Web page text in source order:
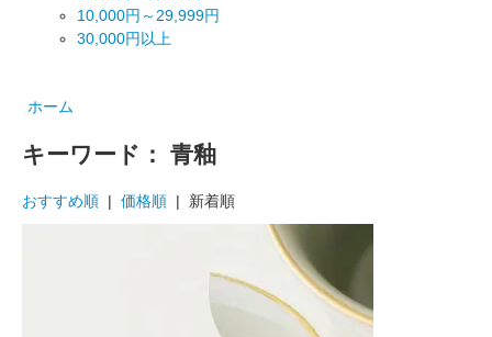
10,000円～29,999円
30,000円以上
ホーム
キーワード： 青釉
おすすめ順 | 価格順 | 新着順